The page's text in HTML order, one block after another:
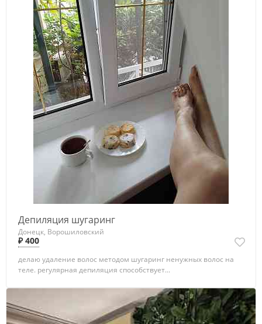
Депиляция шугаринг
Донецк, Ворошиловский
₽ 400
делаю удаление волос методом шугаринг ненужных волос на
теле. регулярная депиляция способствует...